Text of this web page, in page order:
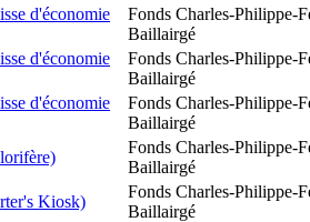
d'économie
Fonds Charles-Philippe-
Baillairgé
d'économie
Fonds Charles-Philippe-
Baillairgé
d'économie
Fonds Charles-Philippe-
Baillairgé
Fonds Charles-Philippe-
Baillairgé
Kiosk)
Fonds Charles-Philippe-
Baillairgé